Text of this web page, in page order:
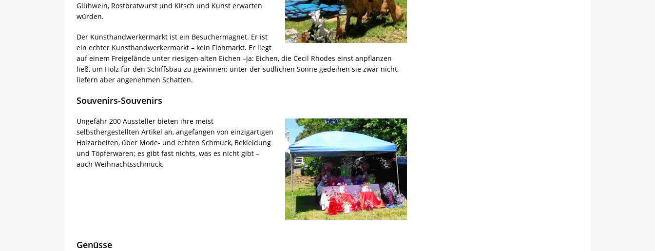
Glühwein, Rostbratwurst und Kitsch und Kunst erwarten
würden.
Der Kunsthandwerkermarkt ist ein Besuchermagnet. Er ist
ein echter Kunsthandwerkermarkt – kein Flohmarkt. Er liegt
auf einem Freigelände unter riesigen alten Eichen –ja: Eichen, die Cecil Rhodes einst anpflanzen
ließ, um Holz für den Schiffsbau zu gewinnen; unter der südlichen Sonne gedeihen sie zwar nicht,
liefern aber angenehmen Schatten.
Souvenirs-Souvenirs
Ungefähr 200 Aussteller bieten ihre meist
selbsthergestellten Artikel an, angefangen von einzigartigen
Holzarbeiten, über Mode- und echten Schmuck, Bekleidung
und Töpferwaren; es gibt fast nichts, was es nicht gibt –
auch Weihnachtsschmuck.
Genüsse